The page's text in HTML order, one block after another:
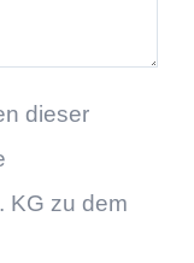
dieser
KG zu dem